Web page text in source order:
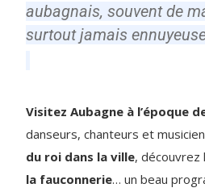
aubagnais, souvent de
surtout jamais
Visitez Aubagne à l’époque
danseurs, chanteurs et
du roi dans la ville, découvrez
la fauconnerie… un beau